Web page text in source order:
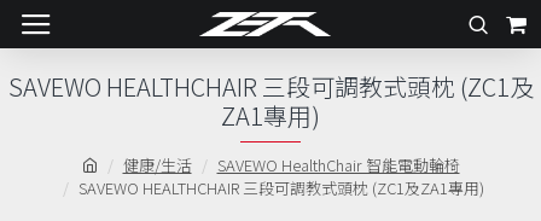
健康/生活
SAVEWO HealthChair 智能電動輪椅
SAVEWO HEALTHCHAIR 三段可調教式頭枕 (ZC1及ZA1專用)
SAVEWO HEALTHCHAIR 三段可調教式頭枕 (ZC1及
ZA1專用)